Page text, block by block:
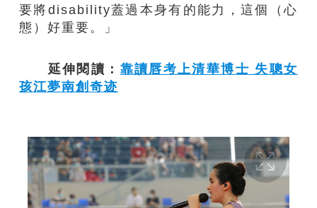
要將disability蓋過本身有的能力，這個（心
態）好重要。」
延伸閱讀： 靠讀唇考上清華博士 失聰女
孩江夢南創奇迹